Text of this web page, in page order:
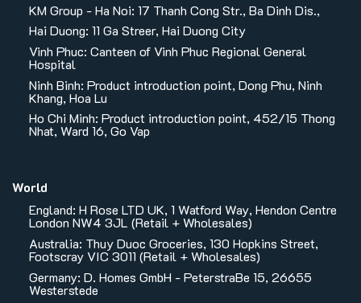
KM Group - Ha Noi: 17 Thanh Cong Str., Ba Dinh Dis.,
Hai Duong: 11 Ga Streer, Hai Duong City
Vinh Phuc: Canteen of Vinh Phuc Regional General
Hospital
Ninh Binh: Product introduction point, Dong Phu, Ninh
Khang, Hoa Lu
Ho Chi Minh: Product introduction point, 452/15 Thong
Nhat, Ward 16, Go Vap
World
England: H Rose LTD UK, 1 Watford Way, Hendon Centre
London NW4 3JL (Retail + Wholesales)
Australia: Thuy Duoc Groceries, 130 Hopkins Street,
Footscray VIC 3011 (Retail + Wholesales)
Germany: D. Homes GmbH - PeterstraBe 15, 26655
Westerstede